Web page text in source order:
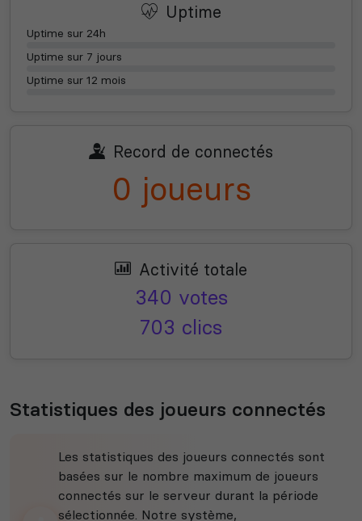
Uptime
Uptime sur 24h
Uptime sur 7 jours
Uptime sur 12 mois
Record de connectés
0 joueurs
Activité totale
340 votes
703 clics
Statistiques des joueurs connectés
Les statistiques des joueurs connectés sont
basées sur le nombre maximum de joueurs
connectés sur le serveur durant la période
sélectionnée. Notre système,